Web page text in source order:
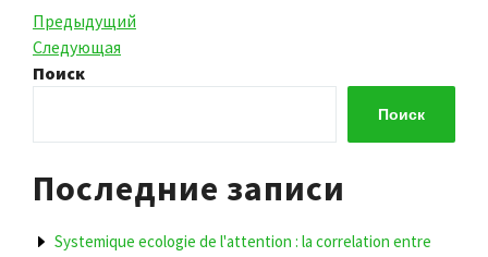
Навигация
по
записям
Предыдущая
запись
Предыдущий
Следующая
запись
Следующая
Поиск
Поиск
Последние записи
Systemique ecologie de l'attention : la correlation entre